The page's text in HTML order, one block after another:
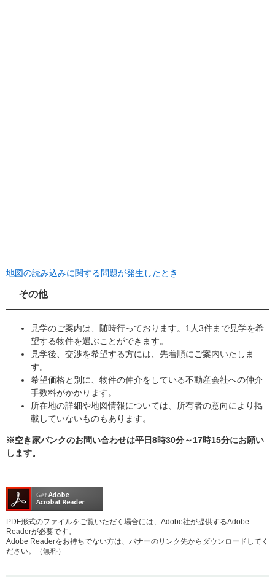
地図の読み込みに関する問題が発生したとき
その他
見学のご案内は、随時行っております。1人3件まで見学を希
望する物件を選ぶことができます。
見学後、交渉を希望する方には、先着順にご案内いたしま
す。
希望価格と別に、物件の仲介をしている不動産会社への仲介
手数料がかかります。
所在地の詳細や地図情報については、所有者の意向により掲
載していないものもあります。
※空き家バンクのお問い合わせは平日8時30分～17時15分にお願い
します。
PDF形式のファイルをご覧いただく場合には、Adobe社が提供するAdobe
Readerが必要です。
Adobe Readerをお持ちでない方は、バナーのリンク先からダウンロードしてく
ださい。（無料）